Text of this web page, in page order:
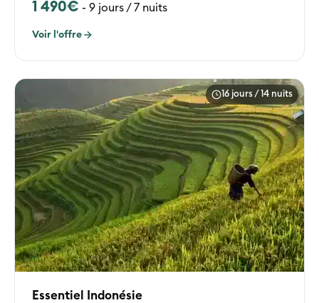
1 490€ - 9 jours / 7 nuits
Voir l'offre
16 jours / 14 nuits
Essentiel Indonésie